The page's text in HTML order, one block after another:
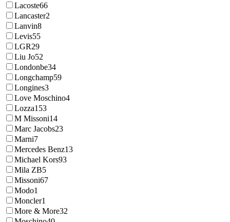
Lacoste66
Lancaster2
Lanvin8
Levis55
LGR29
Liu Jo52
Londonbe34
Longchamp59
Longines3
Love Moschino4
Lozza153
M Missoni14
Marc Jacobs23
Marni7
Mercedes Benz13
Michael Kors93
Mila ZB5
Missoni67
Modo1
Moncler1
More & More32